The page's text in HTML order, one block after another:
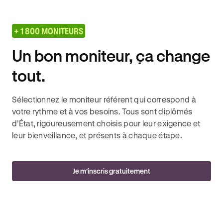
+ 1 800 MONITEURS
Un bon moniteur, ça change
tout.
Sélectionnez le moniteur référent qui correspond à
votre rythme et à vos besoins. Tous sont diplômés
d’État, rigoureusement choisis pour leur exigence et
leur bienveillance, et présents à chaque étape.
Je m’inscris gratuitement